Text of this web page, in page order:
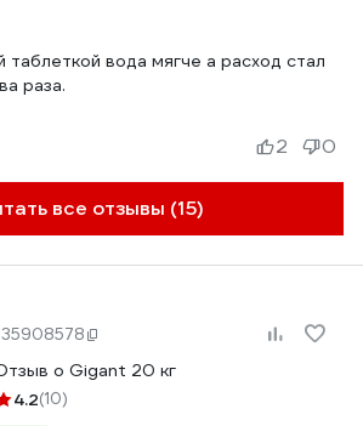
таблеткой вода мягче а расход стал
все отзывы (15)
2 0
35908578
о Gigant 20 кг
4.2(10)